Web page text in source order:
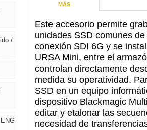
/
MÁS
Este accesorio permite
unidades SSD comunes
conexión SDI 6G y se
URSA Mini, entre el
controlan directamente
medida su operatividad.
SSD en un equipo
dispositivo Blackmagic
editar y etalonar las
necesidad de